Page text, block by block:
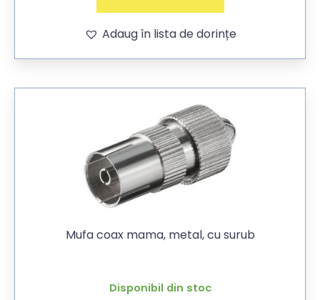
Adaug în lista de dorințe
Mufa coax mama, metal, cu surub
Disponibil din stoc